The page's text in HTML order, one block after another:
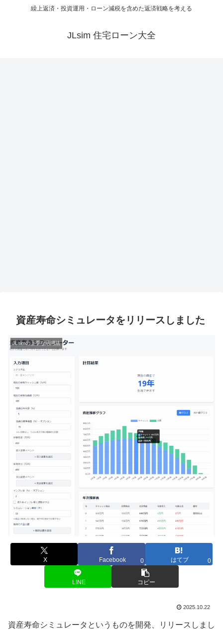
繰上返済・投資運用・ローン減税を含めた返済戦略を考える
JLsim 住宅ローン大全
資産寿命シミュレータをリリースしました
JLsimの上手な活用法
X Facebook 0 はてブ 0
LINE コピー
2025.10.22
資産寿命シミュレータというものを開発、リリースしまし